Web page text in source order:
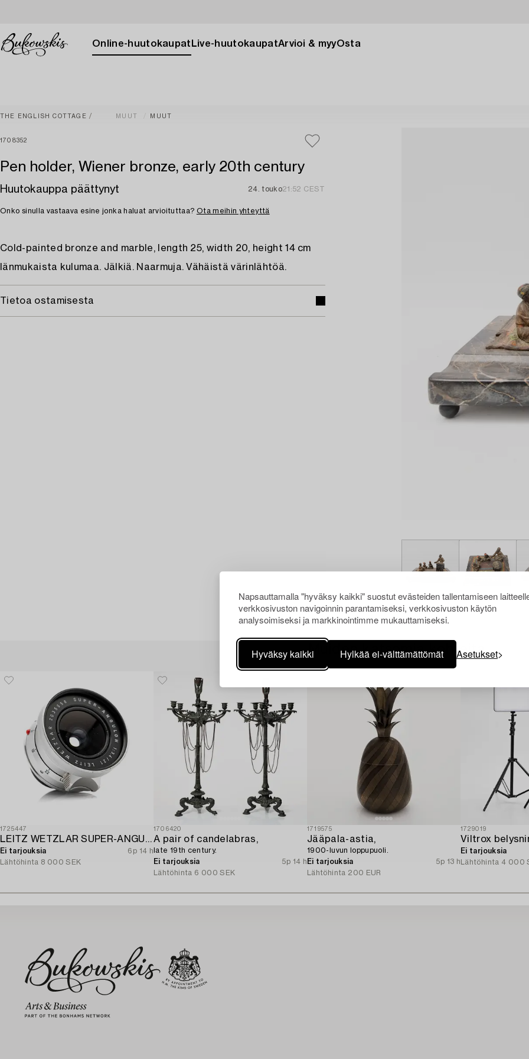
Napsauttamalla "hyväksy kaikki" suostut evästeiden tallentamiseen
verkkosivuston navigoinnin parantamiseksi, verkkosivuston käytön
analysoimiseksi ja markkinointimme mukauttamiseksi.
Hyväksy kaikki Hylkää ei-välttämättömät Asetukset
Online-huutokaupat Live-huutokaupatArvioi & myyOsta
THE ENGLISH COTTAGE MUUT MUUT
1708352
Pen holder, Wiener bronze, early 20th century
Huutokauppa päättynyt 24. touko21:52 CEST
Onko sinulla vastaava esine jonka haluat arvioituttaa? Ota meihin yhteyttä
Cold-painted bronze and marble, length 25, width 20, height 14 cm
Iänmukaista kulumaa. Jälkiä. Naarmuja. Vähäistä värinlähtöä.
Tietoa ostamisesta
Muiden katsomia kohteita
1725447
LEITZ WETZLAR SUPER-ANGULON 1:3.4/21.
Ei tarjouksia
6p 14 h
Lähtöhinta 8 000 SEK
1706420
A pair of candelabras,
late 19th century.
Ei tarjouksia
5p 14 h
Lähtöhinta 6 000 SEK
1719575
Jääpala-astia,
1900-luvun loppupuoli.
Ei tarjouksia
5p 13 h
Lähtöhinta 200 EUR
1729019
Viltrox
Ei tarjouksia
Lähtöhinta 4 000